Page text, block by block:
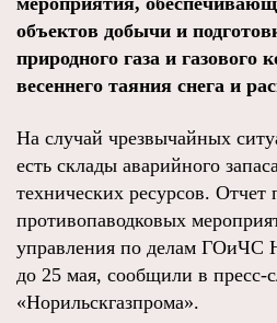
объектов добычи и
природного газа и газового
весеннего таяния снега и
На случай чрезвычайных
есть склады аварийного
технических ресурсов.
противопаводковых
управления по делам ГОиЧС
до 25 мая, сообщили в пресс-
«Норильскгазпрома».